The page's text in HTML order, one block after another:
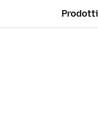
Prodotti